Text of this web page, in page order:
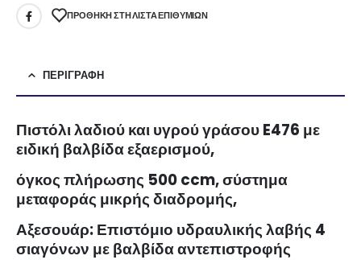
ΠΡΌΘΉΚΗ ΣΤΗ ΛΊΣΤΑ ΕΠΙΘΥΜΙΏΝ
ΠΕΡΙΓΡΑΦΉ
Πιστόλι λαδιού και υγρού γράσου E476 με
ειδική βαλβίδα εξαερισμού,
όγκος πλήρωσης 500 ccm, σύστημα
μεταφοράς μικρής διαδρομής,
Αξεσουάρ: Επιστόμιο υδραυλικής λαβής 4
σιαγόνων με βαλβίδα αντεπιστροφής